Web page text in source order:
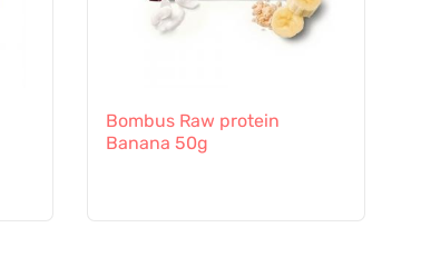
Bombus Raw protein
Banana 50g